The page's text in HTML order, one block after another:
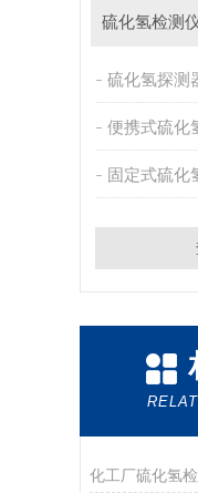
硫化氢检测
硫化氢探测
便携式硫化
固定式硫化
化工厂硫化氢